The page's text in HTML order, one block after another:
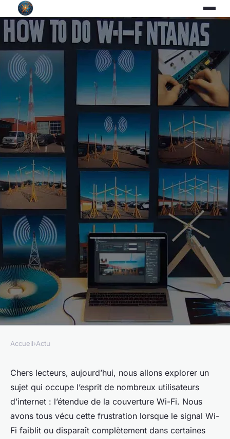
Est-il possible d'augmenter la
portée du Wi-Fi à l'aide
d'antennes faites maison et
comment?
Accueil›Actu
Chers lecteurs, aujourd’hui, nous allons explorer un
sujet qui occupe l’esprit de nombreux utilisateurs
d’internet : l’étendue de la couverture Wi-Fi. Nous
avons tous vécu cette frustration lorsque le signal Wi-
Fi faiblit ou disparaît complètement dans certaines